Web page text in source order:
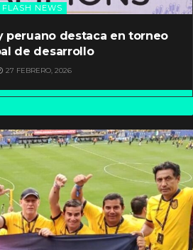
FLASH NEWS
peruano destaca en torneo
de desarrollo
27 FEBRERO, 2026